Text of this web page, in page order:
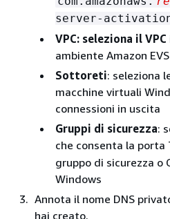
server-
VPC: seleziona il VPC
ambiente Amazon EVS
Sottoreti: seleziona
macchine virtuali
connessioni in uscita
Gruppi di sicurezza:
che consenta la porta
gruppo di sicurezza o
Windows
Annota il nome DNS
hai creato.